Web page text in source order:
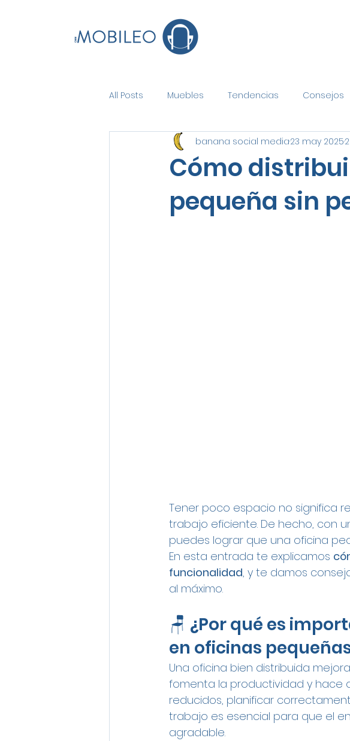
All Posts Muebles Tendencias Consejos
Cómo
pequeña sin
banana social media23 may 2025
Tener poco espacio no significa
trabajo eficiente. De hecho, con
puedes lograr que una oficina
En esta entrada te explicamos
funcionalidad, y te damos
al máximo.
🪑 ¿Por qué es
en oficinas
Una oficina bien distribuida
fomenta la productividad y hace
reducidos, planificar
trabajo es esencial para que el
agradable.